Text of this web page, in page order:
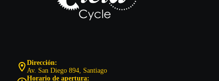
Dirección:
Av. San Diego 894, Santiago
Horario de apertura: